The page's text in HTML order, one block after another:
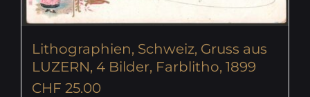
Lithographien, Schweiz, Gruss aus
LUZERN, 4 Bilder, Farblitho, 1899
CHF 25.00